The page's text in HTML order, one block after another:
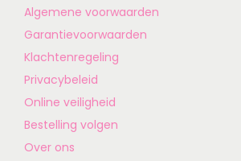
Algemene voorwaarden
Garantievoorwaarden
Klachtenregeling
Privacybeleid
Online veiligheid
Bestelling volgen
Over ons